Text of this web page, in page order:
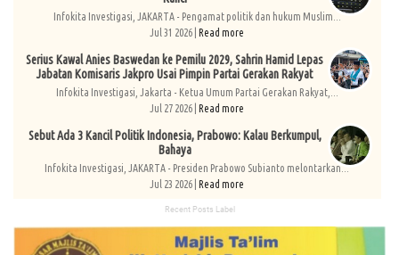
Infokita Investigasi, JAKARTA - Pengamat politik dan hukum Muslim...
Jul 31 2026 | Read more
Serius Kawal Anies Baswedan ke Pemilu 2029, Sahrin Hamid Lepas
Jabatan Komisaris Jakpro Usai Pimpin Partai Gerakan Rakyat
Infokita Investigasi, Jakarta - Ketua Umum Partai Gerakan Rakyat,...
Jul 27 2026 | Read more
Sebut Ada 3 Kancil Politik Indonesia, Prabowo: Kalau Berkumpul,
Bahaya
Infokita Investigasi, JAKARTA - Presiden Prabowo Subianto melontarkan...
Jul 23 2026 | Read more
Recent Posts Label